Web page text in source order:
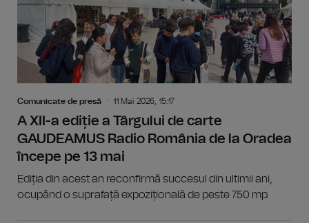
Comunicate de presă 11 Mai 2026, 15:17
A XII-a ediție a Târgului de carte
GAUDEAMUS Radio România de la Oradea
începe pe 13 mai
Ediția din acest an reconfirmă succesul din ultimii ani,
ocupând o suprafață expozițională de peste 750 mp.